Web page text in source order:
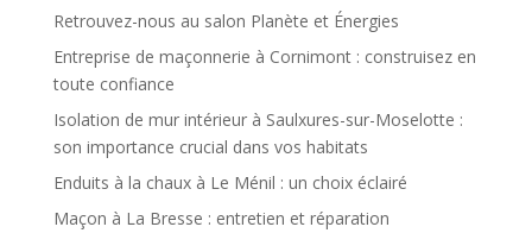
Retrouvez-nous au salon Planète et Énergies
Entreprise de maçonnerie à Cornimont : construisez en
toute confiance
Isolation de mur intérieur à Saulxures-sur-Moselotte :
son importance crucial dans vos habitats
Enduits à la chaux à Le Ménil : un choix éclairé
Maçon à La Bresse : entretien et réparation